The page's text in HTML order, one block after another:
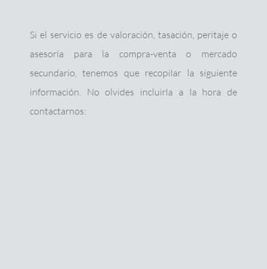
Si el servicio es de valoración, tasación, peritaje o
asesoría para la compra-venta o mercado
secundario, tenemos que recopilar la siguiente
información. No olvides incluirla a la hora de
contactarnos: